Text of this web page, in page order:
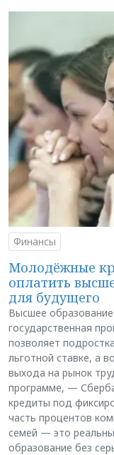
Финансы
Молодёжные
оплатить
для будущего
Высшее
государственная
позволяет
льготной ставке, а
выхода на рынок
программе, —
кредиты под
часть процентов
семей — это
образование без